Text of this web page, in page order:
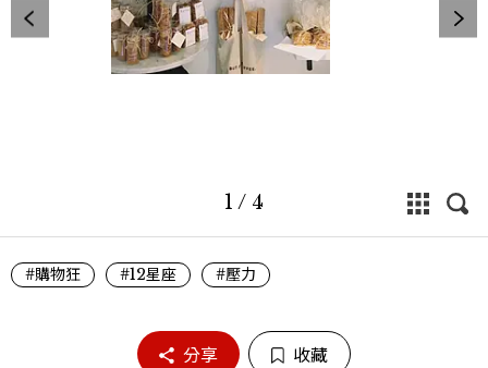
1 / 4
#購物狂 #12星座 #壓力
分享 收藏